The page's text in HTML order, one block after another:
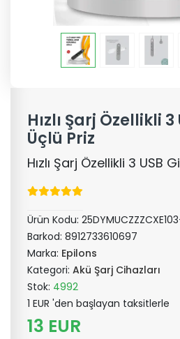
Hızlı Şarj Özellikli 3
Üçlü Priz
Hızlı Şarj Özellikli 3 USB
Ürün Kodu:
Barkod: 8912733610697
Marka: Epilons
Kategori: Akü Şarj Cihazları
Stok: 4992
1 EUR 'den başlayan taksitlerle
13 EUR